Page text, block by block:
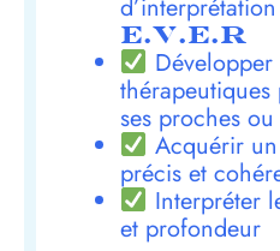
E.V.E.R
Développer
ses proches
Acquérir
précis et
Interpréter
et profondeur